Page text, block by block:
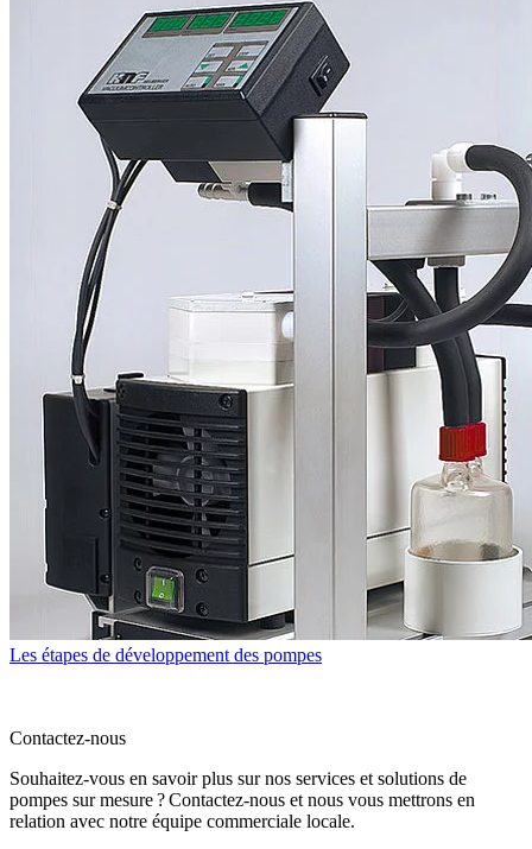
Les étapes de développement des pompes
Contactez-nous
Souhaitez-vous en savoir plus sur nos services et solutions de
pompes sur mesure ? Contactez-nous et nous vous mettrons en
relation avec notre équipe commerciale locale.